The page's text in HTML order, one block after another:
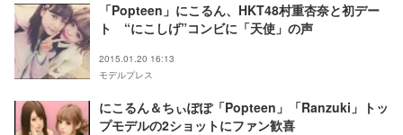
「Popteen」にこるん、HKT48村重杏奈と初デー
ト “にこしげ”コンビに「天使」の声
2015.01.20 16:13
モデルプレス
にこるん＆ちぃぽぽ「Popteen」「Ranzuki」トッ
プモデルの2ショットにファン歓喜